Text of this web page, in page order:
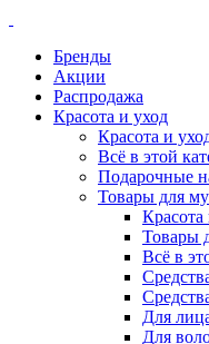
Бренды
Акции
Распродажа
Красота и уход
Красота и
Всё в этой
Подарочные
Товары для
Красота
Товары
Всё в
Для
Для